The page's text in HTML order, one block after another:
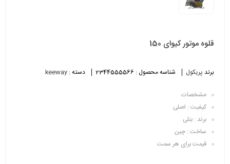
قلوه موتور کیوای 150
برند پریکول شناسه محصول : 2344555566 دسته : keeway
مشخصات
کیفیت : اصلی
برند : بنلی
ساخت : چین
قیمت برای هر سمت